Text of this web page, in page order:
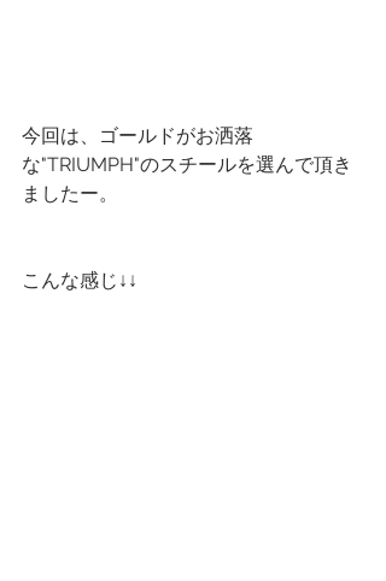
今回は、ゴールドがお洒落
な"TRIUMPH"のスチールを選んで頂き
ましたー。
こんな感じ↓↓